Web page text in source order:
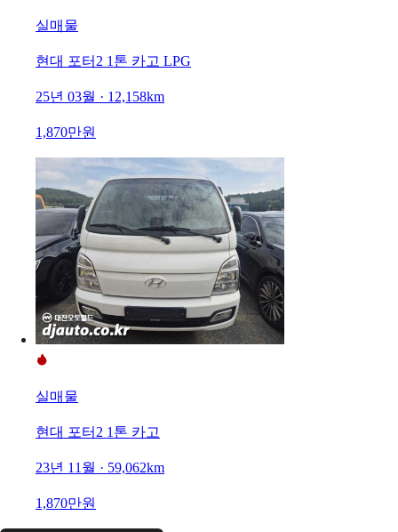
실매물
현대 포터2 1톤 카고 LPG
25년 03월 · 12,158km
1,870만원
실매물
현대 포터2 1톤 카고
23년 11월 · 59,062km
1,870만원